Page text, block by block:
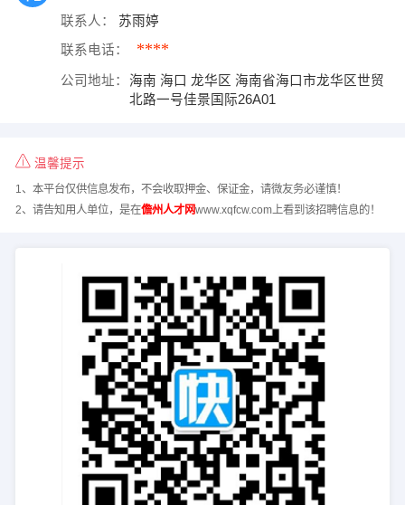
联系人： 苏雨婷
联系电话： ****
公司地址：
海南 海口 龙华区 海南省海口市龙华区世贸
北路一号佳景国际26A01
温馨提示
1、本平台仅供信息发布，不会收取押金、保证金，请微友务必谨慎！
2、请告知用人单位，是在儋州人才网www.xqfcw.com上看到该招聘信息的！